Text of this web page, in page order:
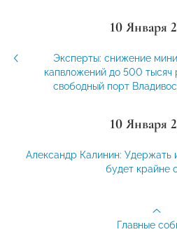
10 Января
Эксперты: снижение
капвложений до 500 тысяч
свободный порт
10 Января
Александр Калинин: Удержать
будет крайне
Главные